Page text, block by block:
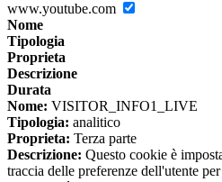
www.youtube.com
Nome
Tipologia
Proprieta
Descrizione
Durata
Nome: VISITOR_INFO1_LIVE
Tipologia: analitico
Proprieta: Terza parte
Descrizione: Questo cookie è
traccia delle preferenze dell'utente